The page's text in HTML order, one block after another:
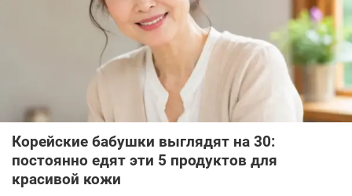
Корейские бабушки выглядят на 30:
постоянно едят эти 5 продуктов для
красивой кожи